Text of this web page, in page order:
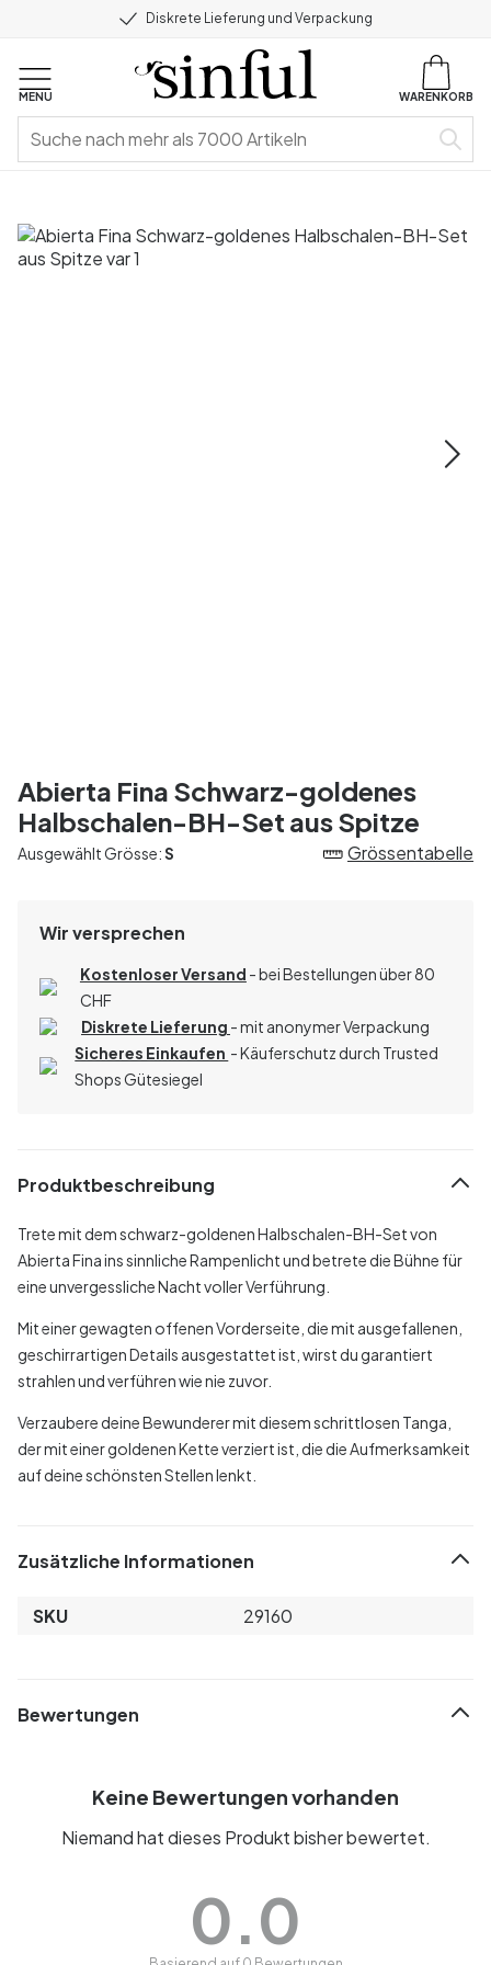
Diskrete Lieferung und Verpackung
MENU WARENKORB
Abierta Fina Schwarz-goldenes
Halbschalen-BH-Set aus Spitze
Ausgewählt Grösse:S Grössentabelle
Wir versprechen
Kostenloser Versand - bei Bestellungen über 80
CHF
Diskrete Lieferung - mit anonymer Verpackung
Sicheres Einkaufen - Käuferschutz durch Trusted
Shops Gütesiegel
Produktbeschreibung
Trete mit dem schwarz-goldenen Halbschalen-BH-Set von
Abierta Fina ins sinnliche Rampenlicht und betrete die Bühne für
eine unvergessliche Nacht voller Verführung.
Mit einer gewagten offenen Vorderseite, die mit ausgefallenen,
geschirrartigen Details ausgestattet ist, wirst du garantiert
strahlen und verführen wie nie zuvor.
Verzaubere deine Bewunderer mit diesem schrittlosen Tanga,
der mit einer goldenen Kette verziert ist, die die Aufmerksamkeit
auf deine schönsten Stellen lenkt.
Zusätzliche Informationen
SKU 29160
Bewertungen
Keine Bewertungen vorhanden
Niemand hat dieses Produkt bisher bewertet.
0.0